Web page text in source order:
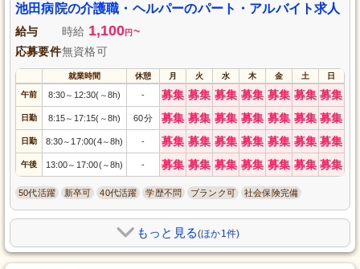
池田病院の介護職・ヘルパーのパート・アルバイト求人
給与 時給 1,100円 ~
応募要件無資格可
就業時間 休憩 月 火 水 木 金 土 日
午前 8:30～ 12:30( ～8h) - 募集 募集 募集 募集 募集 募集 募集
日勤 8:15～ 17:15( ～8h) 60分 募集 募集 募集 募集 募集 募集 募集
日勤 8:30～ 17:00(4～8h) - 募集 募集 募集 募集 募集 募集 募集
午後 13:00～ 17:00(～8h) - 募集 募集 募集 募集 募集 募集 募集
50代活躍 新卒可 40代活躍 学歴不問 ブランク可 社会保険完備
もっと見る(ほか1件)